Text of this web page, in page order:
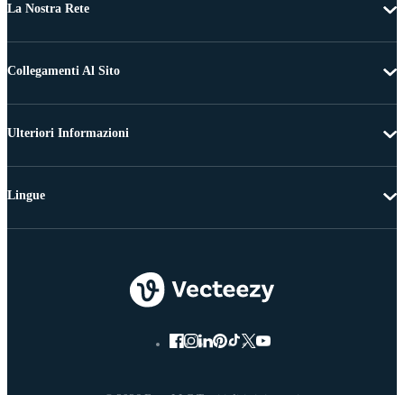
La Nostra Rete
Collegamenti Al Sito
Ulteriori Informazioni
Lingue